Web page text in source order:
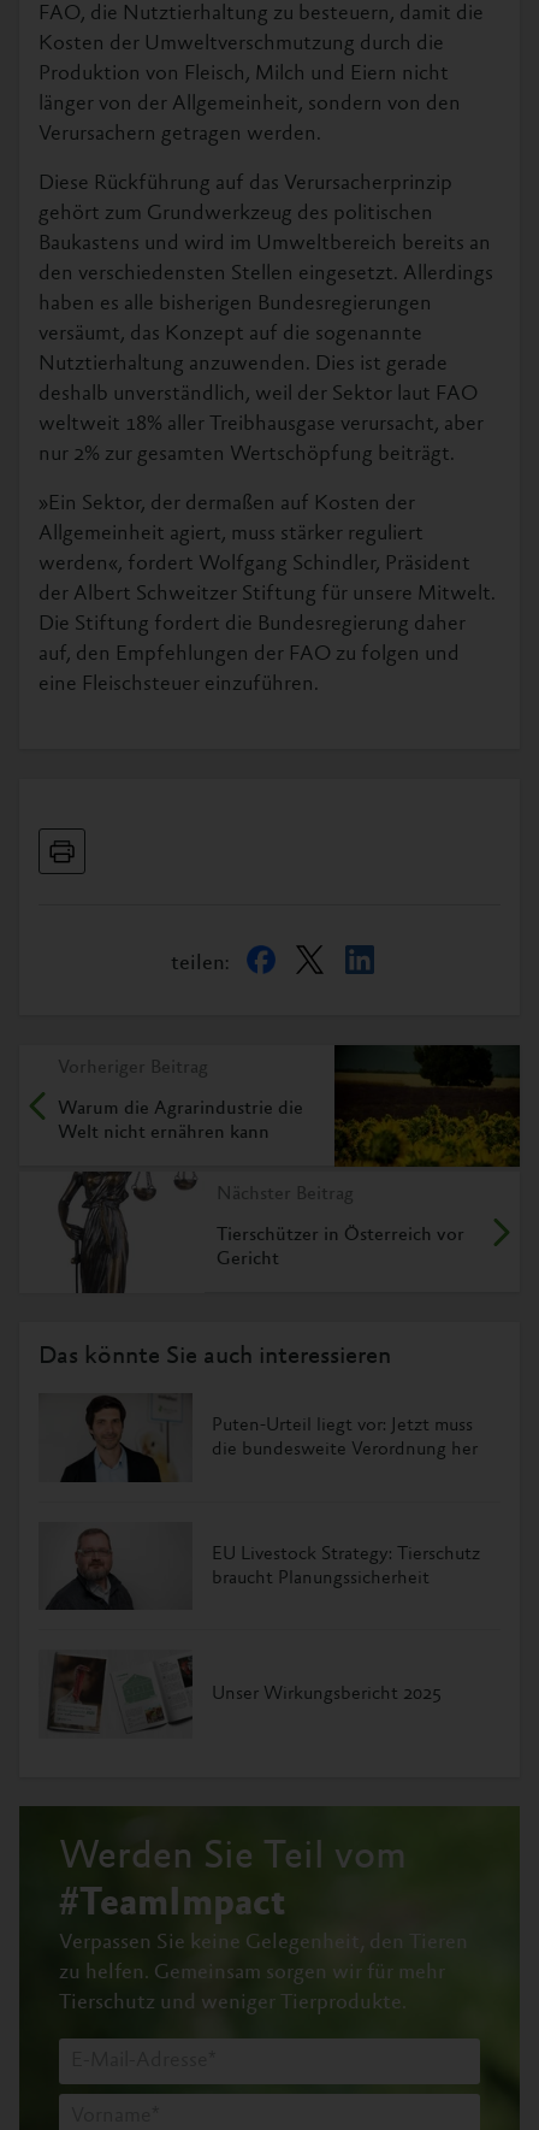
FAO, die Nutztierhaltung zu besteuern, damit die
Kosten der Umweltverschmutzung durch die
Produktion von Fleisch, Milch und Eiern nicht
länger von der Allgemeinheit, sondern von den
Verursachern getragen werden.
Diese Rückführung auf das Verursacherprinzip
gehört zum Grundwerkzeug des politischen
Baukastens und wird im Umweltbereich bereits an
den verschiedensten Stellen eingesetzt. Allerdings
haben es alle bisherigen Bundesregierungen
versäumt, das Konzept auf die sogenannte
Nutztierhaltung anzuwenden. Dies ist gerade
deshalb unverständlich, weil der Sektor laut FAO
weltweit 18% aller Treibhausgase verursacht, aber
nur 2% zur gesamten Wertschöpfung beiträgt.
»Ein Sektor, der dermaßen auf Kosten der
Allgemeinheit agiert, muss stärker reguliert
werden«, fordert Wolfgang Schindler, Präsident
der Albert Schweitzer Stiftung für unsere Mitwelt.
Die Stiftung fordert die Bundesregierung daher
auf, den Empfehlungen der FAO zu folgen und
eine Fleischsteuer einzuführen.
teilen:
Vorheriger Beitrag
Warum die Agrarindustrie die
Welt nicht ernähren kann
Nächster Beitrag
Tierschützer in Österreich vor
Gericht
Das könnte Sie auch interessieren
Puten-Urteil liegt vor: Jetzt muss
die bundesweite Verordnung her
EU Livestock Strategy: Tierschutz
braucht Planungssicherheit
Unser Wirkungsbericht 2025
Werden Sie Teil vom
#TeamImpact
Verpassen Sie keine Gelegenheit, den Tieren
zu helfen. Gemeinsam sorgen wir für mehr
Tierschutz und weniger Tierprodukte.